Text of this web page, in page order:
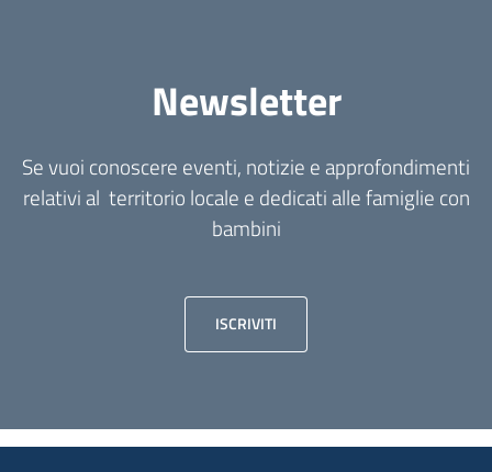
Newsletter
Se vuoi conoscere eventi, notizie e approfondimenti
relativi al territorio locale e dedicati alle famiglie con
bambini
ISCRIVITI